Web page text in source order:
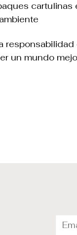
un mundo